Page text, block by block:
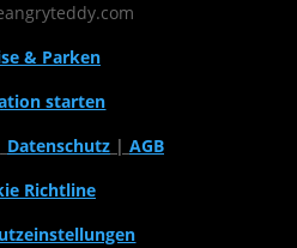
& Parken
starten
Datenschutz| AGB
Richtline